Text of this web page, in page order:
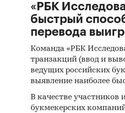
«РБК
быстрый
перевода
Команда «РБК
транзакций (ввод и
ведущих российских
выявление наиболее
В качестве
букмекерских